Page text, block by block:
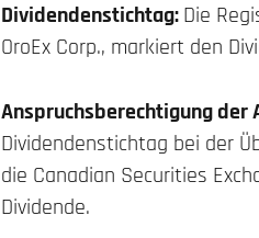
Dividendenstichtag:Die
OroEx Corp., markiert den
Anspruchsberechtigung der
Dividendenstichtag bei der
die Canadian Securities
Dividende.